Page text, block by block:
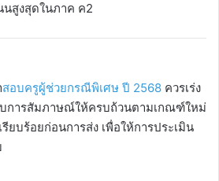
นสูงสุดในภาค ค2
สอบครูผู้ช่วยกรณีพิเศษ ปี 2568 ควรเร่ง
บการสัมภาษณ์ให้ครบถ้วนตามเกณฑ์ใหม่
ยบร้อยก่อนการส่ง เพื่อให้การประเมิน